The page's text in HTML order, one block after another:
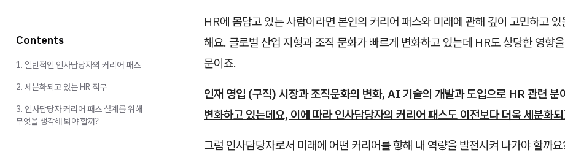
HR에 몸담고 있는 사람이라면 본인의 커리어 패스와 미래에 관해 깊이 고민하고 있
해요. 글로벌 산업 지형과 조직 문화가 빠르게 변화하고 있는데 HR도 상당한 영향
문이죠.
인재 영입 (구직) 시장과 조직문화의 변화, AI 기술의 개발과 도입으로 HR 관련 분
변화하고 있는데요, 이에 따라 인사담당자의 커리어 패스도 이전보다 더욱 세분화
그럼 인사담당자로서 미래에 어떤 커리어를 향해 내 역량을 발전시켜 나가야 할까
Contents
1. 일반적인 인사담당자의 커리어 패스
2. 세분화되고 있는 HR 직무
3. 인사담당자 커리어 패스 설계를 위해
무엇을 생각해 봐야 할까?